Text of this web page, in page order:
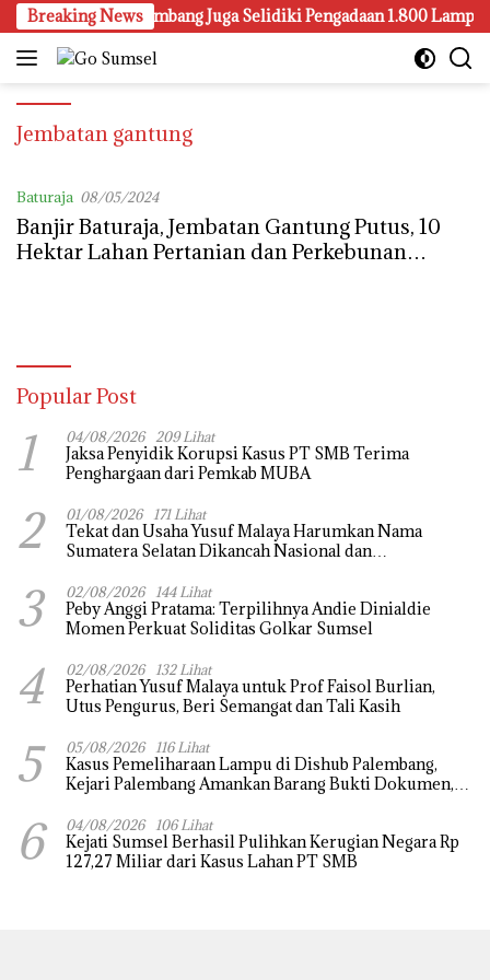
Langsung
ke
konten
Breaking News
Kejari Palembang Juga Selidiki Pengadaan 1.800 Lampu
Jembatan gantung
Baturaja 08/05/2024
Banjir Baturaja, Jembatan Gantung Putus, 10
Hektar Lahan Pertanian dan Perkebunan
Popular Post
1 04/08/2026 209 Lihat
Jaksa Penyidik Korupsi Kasus PT SMB Terima
Penghargaan dari Pemkab MUBA
2 01/08/2026 171 Lihat
Tekat dan Usaha Yusuf Malaya Harumkan Nama
Sumatera Selatan Dikancah Nasional dan
3 02/08/2026 144 Lihat
Peby Anggi Pratama: Terpilihnya Andie Dinialdie
Momen Perkuat Soliditas Golkar Sumsel
4 02/08/2026 132 Lihat
Perhatian Yusuf Malaya untuk Prof Faisol Burlian,
Utus Pengurus, Beri Semangat dan Tali Kasih
5 05/08/2026 116 Lihat
Kasus Pemeliharaan Lampu di Dishub Palembang,
Kejari Palembang Amankan Barang Bukti Dokumen,
6 04/08/2026 106 Lihat
Kejati Sumsel Berhasil Pulihkan Kerugian Negara Rp
127,27 Miliar dari Kasus Lahan PT SMB